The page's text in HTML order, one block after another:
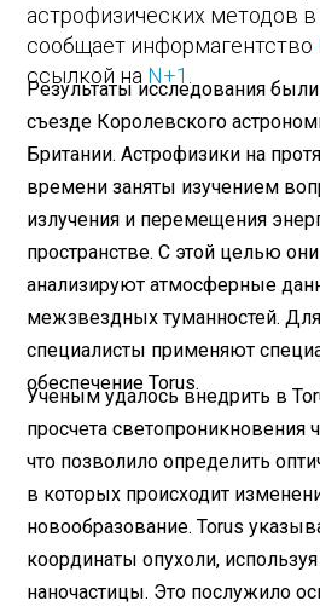
астрофизических методов
сообщает информагентство
ссылкой на N+1
Результаты исследования
съезде Королевского
Британии. Астрофизики на
времени заняты изучением
излучения и перемещения
пространстве. С этой целью
анализируют атмосферные
межзвездных туманностей.
специалисты применяют
обеспечение Torus.
Ученым удалось внедрить в
просчета светопроникновения
что позволило определить
в которых происходит
новообразование. Torus
координаты опухоли,
наночастицы. Это послужило